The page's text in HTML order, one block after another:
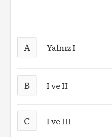
A Yalnız I
B I ve II
C I ve III